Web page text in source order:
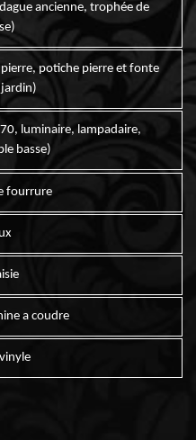
ancienne, trophée de
potiche pierre et fonte
luminaire, lampadaire,
basse)
fourrure
a coudre